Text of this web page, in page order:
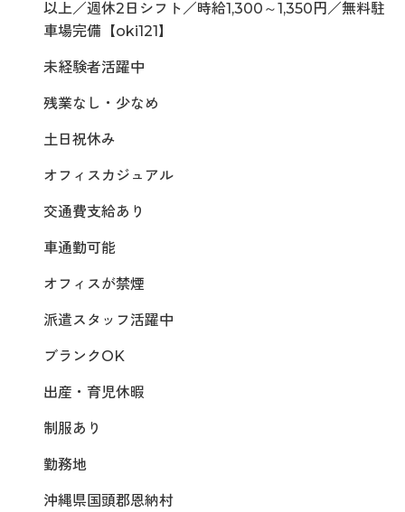
以上／週休2日シフト／時給1,300～1,350円／無料駐
車場完備【oki121】
未経験者活躍中
残業なし・少なめ
土日祝休み
オフィスカジュアル
交通費支給あり
車通勤可能
オフィスが禁煙
派遣スタッフ活躍中
ブランクOK
出産・育児休暇
制服あり
勤務地
沖縄県国頭郡恩納村